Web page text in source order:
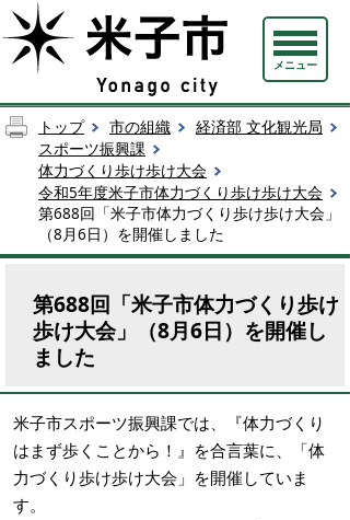
メニュー
トップ 市の組織
経済部 文化観光局
スポーツ振興課
体力づくり歩け歩け大会
令和5年度米子市体力づくり歩け歩け大会
第688回「米子市体力づくり歩け歩け大会」
（8月6日）を開催しました
第688回「米子市体力づくり歩け
歩け大会」（8月6日）を開催し
ました
米子市スポーツ振興課では、『体力づくり
はまず歩くことから！』を合言葉に、「体
力づくり歩け歩け大会」を開催していま
す。